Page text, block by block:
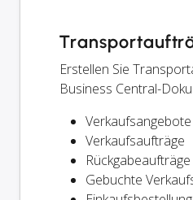
Erstellen Sie
Business Central-
Verkaufsangebote
Verkaufsaufträge
Rückgabeaufträge
Gebuchte